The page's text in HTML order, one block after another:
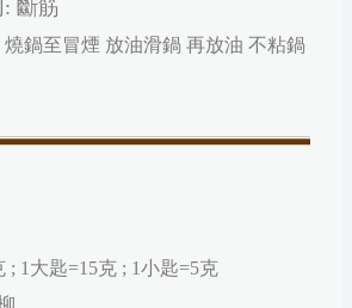
斷筋
鍋至冒煙 放油滑鍋 再放油 不粘鍋
; 1大匙=15克 ; 1小匙=5克